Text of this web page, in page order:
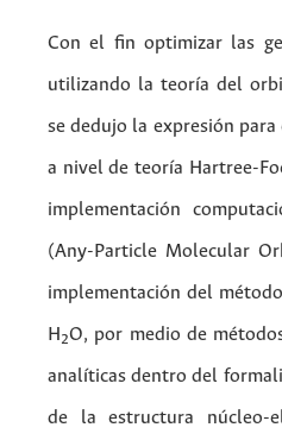
Con el fin optimizar las
utilizando la teoría del
se dedujo la expresión
a nivel de teoría Hartree-
implementación
(Any-Particle Molecular
implementación del
H 2O, por medio de
analíticas dentro del
de la estructura núcleo-